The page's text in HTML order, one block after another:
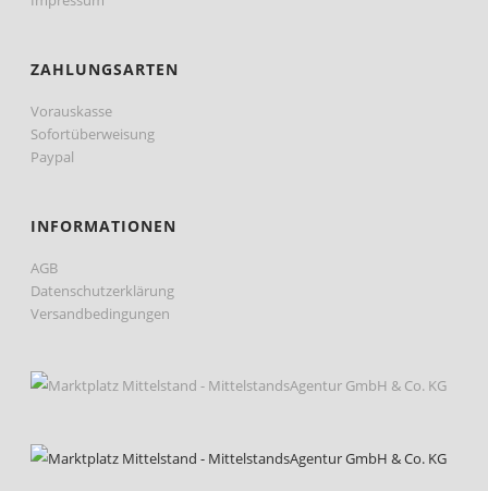
ZAHLUNGSARTEN
Vorauskasse
Sofortüberweisung
Paypal
INFORMATIONEN
AGB
Datenschutzerklärung
Versandbedingungen